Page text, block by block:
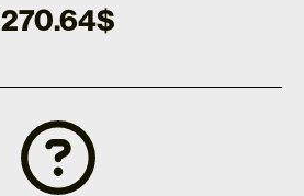
270.64$